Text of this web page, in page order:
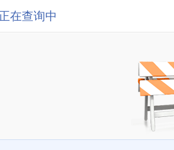
在查询中